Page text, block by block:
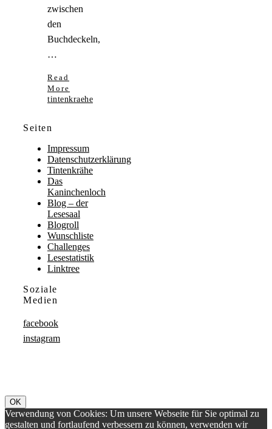
zwischen
den
Buchdeckeln,
…
Read
More
tintenkraehe
Seiten
Impressum
Datenschutzerklärung
Tintenkrähe
Das
Kaninchenloch
Blog – der
Lesesaal
Blogroll
Wunschliste
Challenges
Lesestatistik
Linktree
Soziale
Medien
facebook
instagram
OK
Verwendung von Cookies: Um unsere Webseite für Sie optimal zu
gestalten und fortlaufend verbessern zu können, verwenden wir